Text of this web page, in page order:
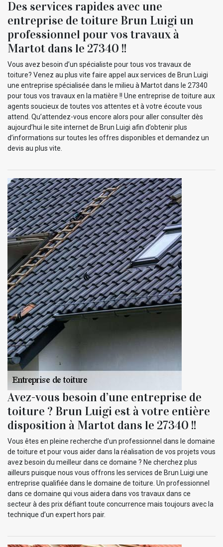
Des services rapides avec une
entreprise de toiture Brun Luigi un
professionnel pour vos travaux à
Martot dans le 27340 !!
Vous avez besoin d’un spécialiste pour tous vos travaux de
toiture? Venez au plus vite faire appel aux services de Brun Luigi
une entreprise spécialisée dans le milieu à Martot dans le 27340
pour tous vos travaux en la matière !! Une entreprise de toiture aux
agents soucieux de toutes vos attentes et à votre écoute vous
attend. Qu’attendez-vous encore alors pour aller consulter dès
aujourd’hui le site internet de Brun Luigi afin d’obtenir plus
d’informations sur toutes les offres disponibles et demandez un
devis au plus vite.
Avez-vous besoin d’une entreprise de
toiture ? Brun Luigi est à votre entière
disposition à Martot dans le 27340 !!
Vous êtes en pleine recherche d’un professionnel dans le domaine
de toiture et pour vous aider dans la réalisation de vos projets vous
avez besoin du meilleur dans ce domaine ? Ne cherchez plus
ailleurs puisque nous vous offrons les services de Brun Luigi une
entreprise qualifiée dans le domaine de toiture. Un professionnel
dans ce domaine qui vous aidera dans vos travaux dans ce
secteur à des prix défiant toute concurrence mais toujours avec la
technique d’un expert hors pair.